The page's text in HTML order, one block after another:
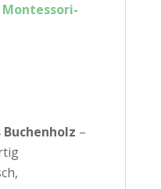
Montessori-
Buchenholz –